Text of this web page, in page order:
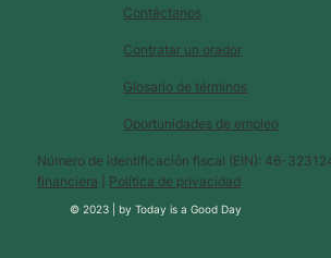
Glosario de términos
Contáctanos
Contratar un orador
Oportunidades de empleo
Número de identificación fiscal (EIN): 46-
financiera
Política de privacidad
© 2023 |byToday is a Good Day